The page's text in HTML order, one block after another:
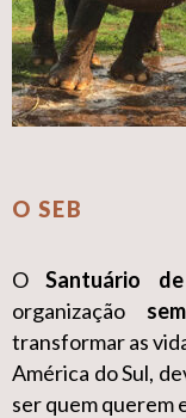
O SEB
OSantuário
organização
transformar as
América do Sul,
ser quem querem